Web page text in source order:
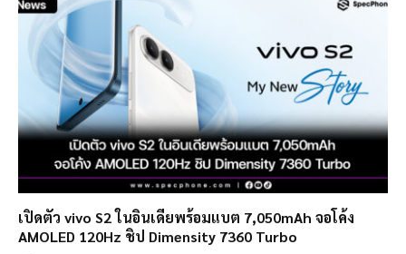
เปิดตัว vivo S2 ในอินเดียพร้อมแบต 7,050mAh จอโค้ง
AMOLED 120Hz ชิป Dimensity 7360 Turbo